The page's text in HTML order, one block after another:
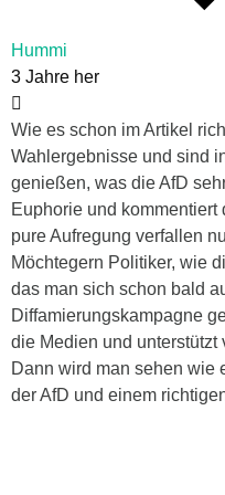
Hummi
3 Jahre her
Wie es schon im Artikel
Wahlergebnisse und sind
genießen, was die AfD
Euphorie und
pure Aufregung verfallen
Möchtegern Politiker, wie
das man sich schon bald
Diffamierungskampagne
die Medien und unterstützt
Dann wird man sehen wie
der AfD und einem